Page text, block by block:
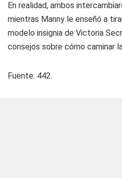
En realidad, ambos
mientras Manny le enseñó a
modelo insignia de Victoria
consejos sobre cómo caminar
Fuente: 442.